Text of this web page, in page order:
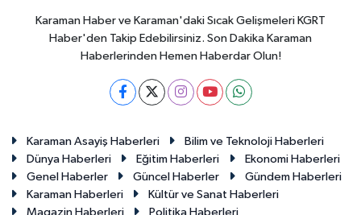
Karaman Haber ve Karaman'daki Sıcak Gelişmeleri KGRT
Haber'den Takip Edebilirsiniz. Son Dakika Karaman
Haberlerinden Hemen Haberdar Olun!
Karaman Asayiş Haberleri
Bilim ve Teknoloji Haberleri
Dünya Haberleri
Eğitim Haberleri
Ekonomi Haberleri
Genel Haberler
Güncel Haberler
Gündem Haberleri
Karaman Haberleri
Kültür ve Sanat Haberleri
Magazin Haberleri
Politika Haberleri